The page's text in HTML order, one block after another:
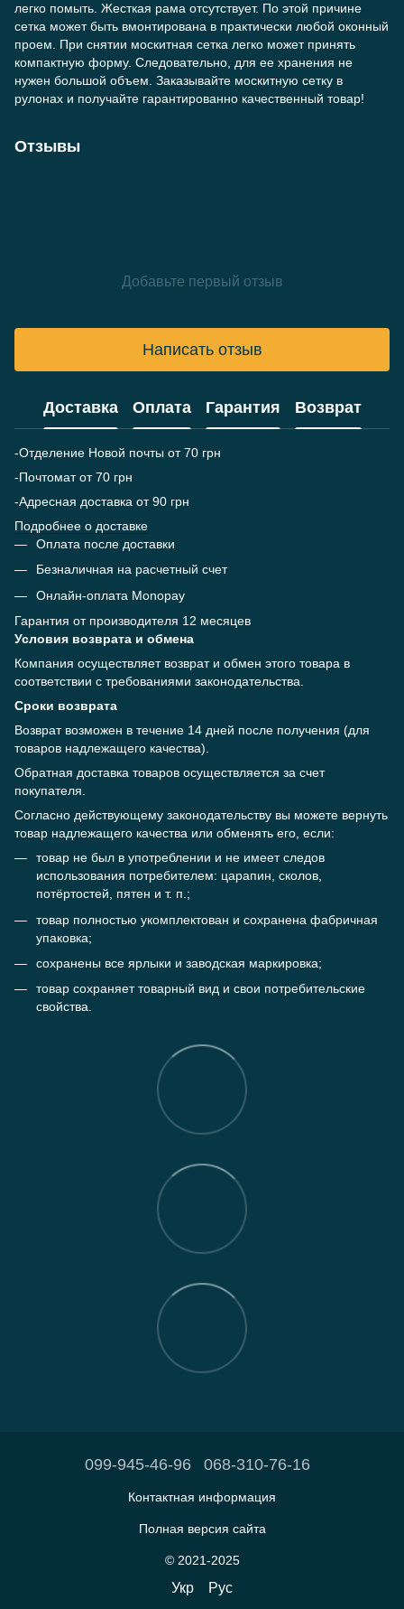
легко помыть. Жесткая рама отсутствует. По этой причине
сетка может быть вмонтирована в практически любой оконный
проем. При снятии москитная сетка легко может принять
компактную форму. Следовательно, для ее хранения не
нужен большой объем. Заказывайте москитную сетку в
рулонах и получайте гарантированно качественный товар!
Отзывы
Добавьте первый отзыв
Написать отзыв
Доставка Оплата Гарантия Возврат
-Отделение Новой почты от 70 грн
-Почтомат от 70 грн
-Адресная доставка от 90 грн
Подробнее о доставке
Оплата после доставки
Безналичная на расчетный счет
Онлайн-оплата Monopay
Гарантия от производителя 12 месяцев
Условия возврата и обмена
Компания осуществляет возврат и обмен этого товара в
соответствии с требованиями законодательства.
Сроки возврата
Возврат возможен в течение 14 дней после получения (для
товаров надлежащего качества).
Обратная доставка товаров осуществляется за счет
покупателя.
Согласно действующему законодательству вы можете вернуть
товар надлежащего качества или обменять его, если:
товар не был в употреблении и не имеет следов
использования потребителем: царапин, сколов,
потёртостей, пятен и т. п.;
товар полностью укомплектован и сохранена фабричная
упаковка;
сохранены все ярлыки и заводская маркировка;
товар сохраняет товарный вид и свои потребительские
свойства.
099-945-46-96 068-310-76-16
Контактная информация
Полная версия сайта
© 2021-2025
Укр Рус